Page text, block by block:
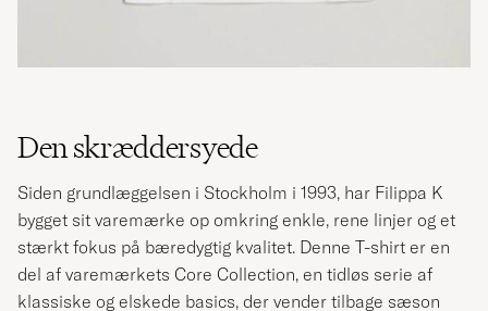
Den skræddersyede
Siden grundlæggelsen i Stockholm i 1993, har Filippa K
bygget sit varemærke op omkring enkle, rene linjer og et
stærkt fokus på bæredygtig kvalitet. Denne T-shirt er en
del af varemærkets Core Collection, en tidløs serie af
klassiske og elskede basics, der vender tilbage sæson